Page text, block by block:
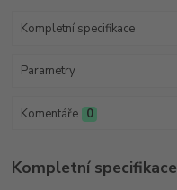
Kompletní specifikace
Parametry
Komentáře 0
Kompletní specifikace